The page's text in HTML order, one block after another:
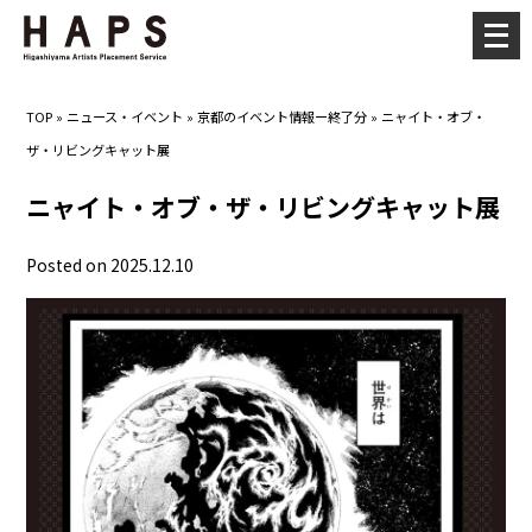
TOP » ニュース・イベント »京都のイベント情報ー終了分 » ニャイト・オブ・
ザ・リビングキャット展
ニャイト・オブ・ザ・リビングキャット展
Posted on 2025.12.10
メ
ニ
開